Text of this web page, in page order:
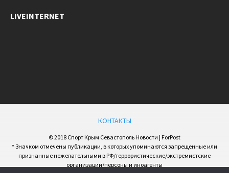
LIVEINTERNET
КОНТАКТЫ
© 2018 Спорт Крым Севастополь Новости | ForPost
* Значком отмечены публикации, в которых упоминаются запрещенные или
признанные нежелательными в РФ/террористические/экстремистские
организации/персоны и иноагенты